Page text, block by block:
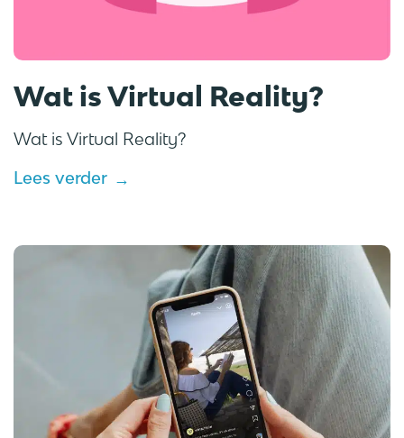
Wat is Virtual Reality?
Wat is Virtual Reality?
Lees verder